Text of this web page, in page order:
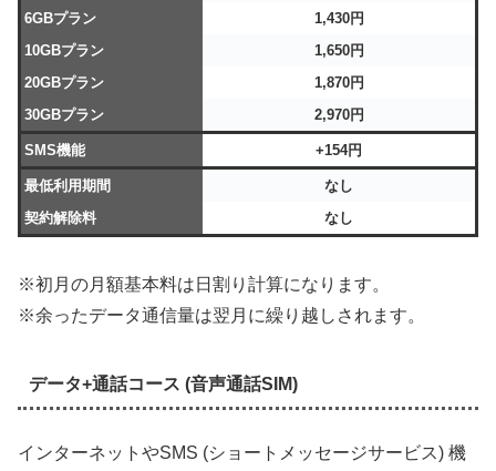
6GBプラン
1,430円
10GBプラン
1,650円
20GBプラン
1,870円
30GBプラン
2,970円
SMS機能 +154円
最低利用期間
なし
契約解除料
なし
※初月の月額基本料は日割り計算になります。
※余ったデータ通信量は翌月に繰り越しされます。
データ+通話コース (音声通話SIM)
インターネットやSMS (ショートメッセージサービス) 機